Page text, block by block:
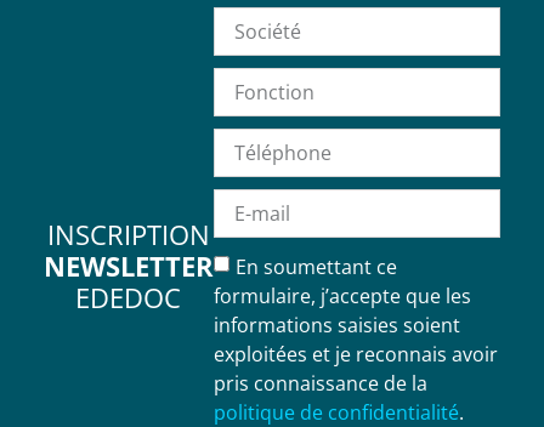
INSCRIPTION
NEWSLETTER
EDEDOC
En soumettant ce
formulaire, j’accepte que les
informations saisies soient
exploitées et je reconnais avoir
pris connaissance de la
politique de confidentialité.